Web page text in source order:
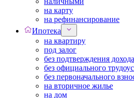
на карту
на рефинансирование
Ипотека
на квартиру
под залог
без подтверждения дохода
без официального
без первоначального
на вторичное жилье
на дом